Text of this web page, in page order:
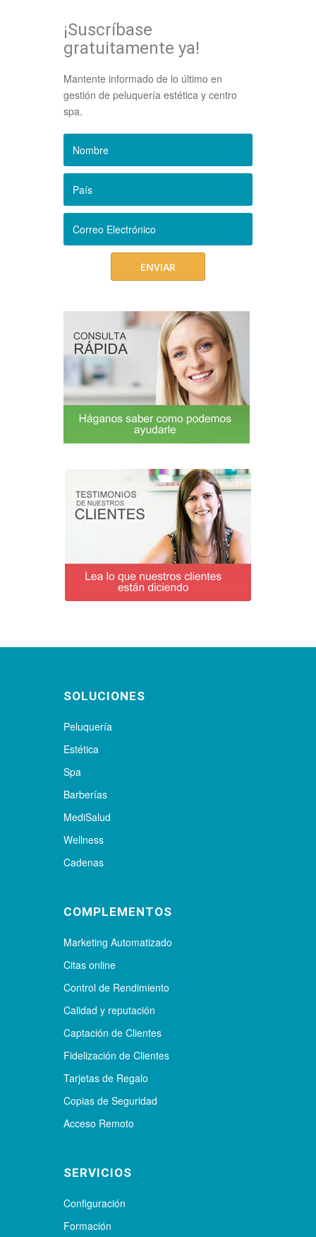
¡Suscríbase
gratuitamente ya!
Mantente informado de lo último en
gestión de peluquería estética y centro
spa.
SOLUCIONES
Peluquería
Estética
Spa
Barberías
MediSalud
Wellness
Cadenas
COMPLEMENTOS
Marketing Automatizado
Citas online
Control de Rendimiento
Calidad y reputación
Captación de Clientes
Fidelización de Clientes
Tarjetas de Regalo
Copias de Seguridad
Acceso Remoto
SERVICIOS
Configuración
Formación